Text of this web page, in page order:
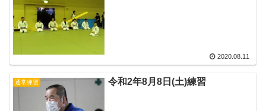
2020.08.11
通常練習 令和2年8月8日(土)練習